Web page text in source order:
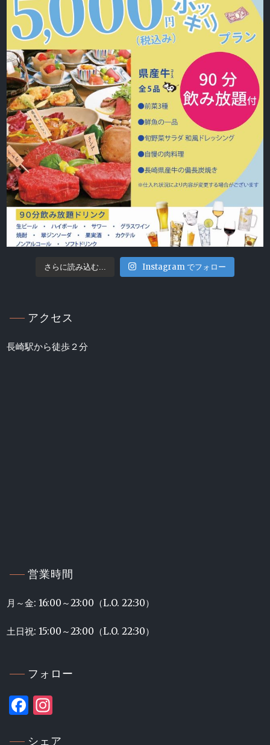
さらに読み込む... Instagram でフォロー
アクセス
長崎駅から徒歩２分
営業時間
月～金: 16:00～23:00（L.O. 22:30）
土日祝: 15:00～23:00（L.O. 22:30）
フォロー
Facebook
シェア